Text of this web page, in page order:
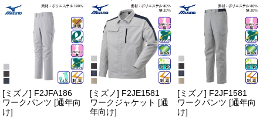
[ミズノ] F2JFA186
ワークパンツ [通年向
け]
[ミズノ] F2JE1581
ワークジャケット [通
年向け]
[ミズノ] F2JF1581
ワークパンツ [通年向
け]